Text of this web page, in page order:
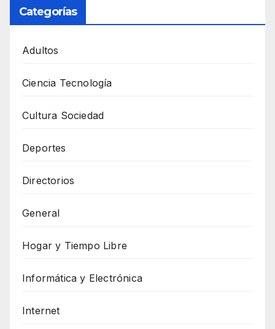
Categorías
Adultos
Ciencia Tecnología
Cultura Sociedad
Deportes
Directorios
General
Hogar y Tiempo Libre
Informática y Electrónica
Internet